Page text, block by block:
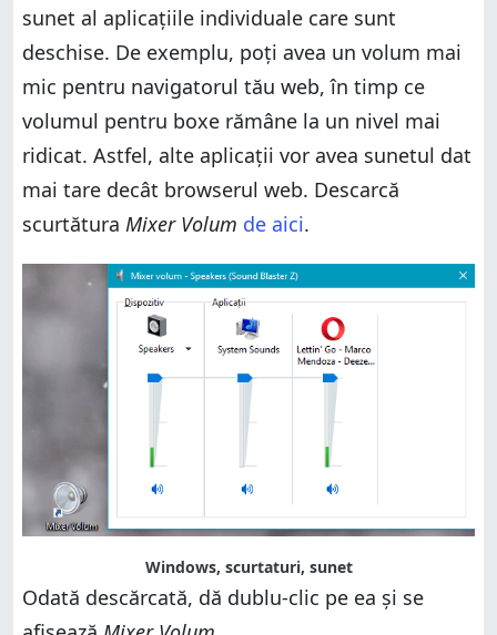
sunet al aplicațiile individuale care sunt
deschise. De exemplu, poți avea un volum mai
mic pentru navigatorul tău web, în timp ce
volumul pentru boxe rămâne la un nivel mai
ridicat. Astfel, alte aplicații vor avea sunetul dat
mai tare decât browserul web. Descarcă
scurtătura Mixer Volum de aici.
Windows, scurtaturi, sunet
Odată descărcată, dă dublu-clic pe ea și se